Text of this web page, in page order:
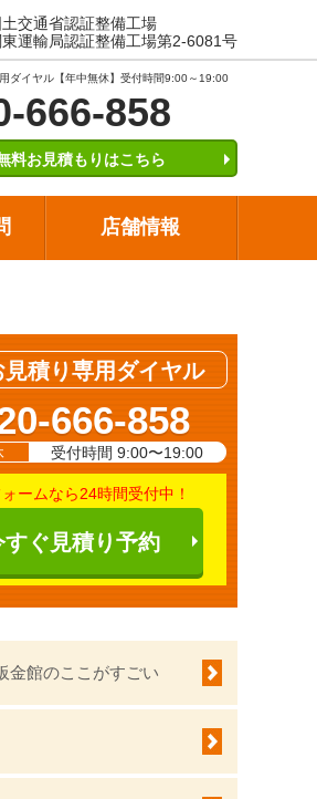
土交通省認証整備工場
東運輸局認証整備工場第2-6081号
ダイヤル【年中無休】受付時間9:00～19:00
666-858
料お見積もりはこちら
店舗情報
見積り専用ダイヤル
666-858
受付時間 9:00〜19:00
ームなら24時間受付中！
すぐ見積り予約
金館のここがすごい